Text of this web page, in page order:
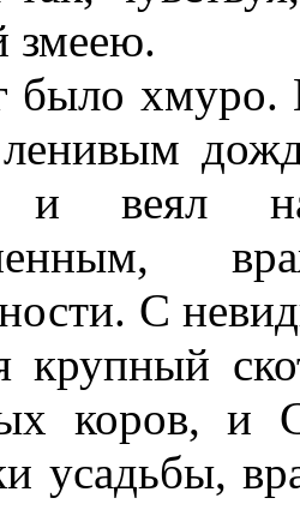
змеею.
хмуро.
и веял
С
крупный
коров, и
усадьбы,